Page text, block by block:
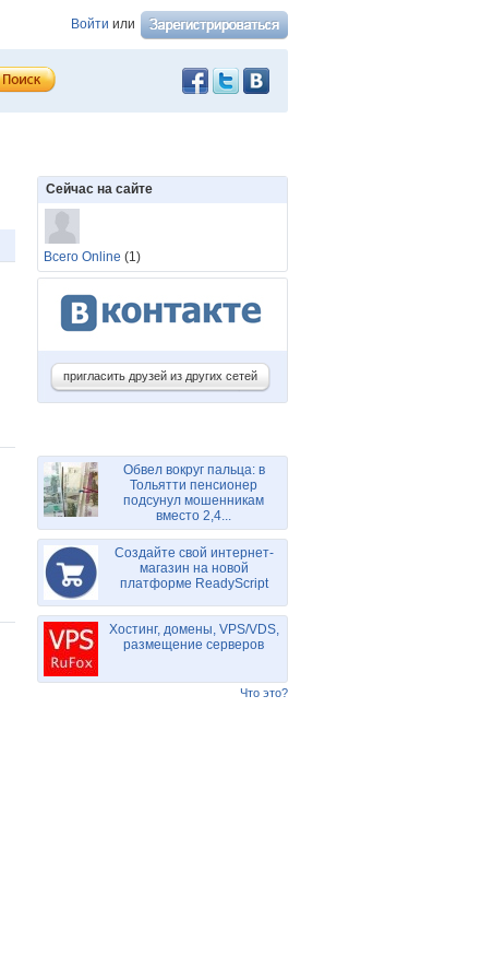
Войти или
Сейчас на сайте
Всего Online (1)
пригласить друзей из других сетей
Обвел вокруг пальца: в
Тольятти пенсионер
подсунул мошенникам
вместо 2,4...
Создайте свой интернет-
магазин на новой
платформе ReadyScript
Хостинг, домены, VPS/VDS,
размещение серверов
Что это?